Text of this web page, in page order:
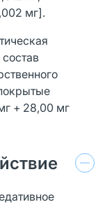
мг].
+ 28,00 мг